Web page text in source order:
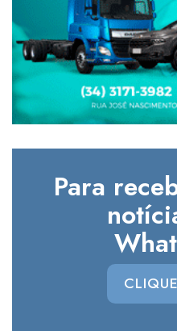
Para